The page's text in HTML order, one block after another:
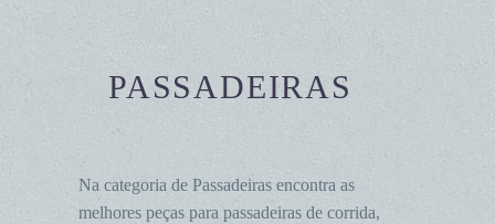
PASSADEIRAS
Na categoria de Passadeiras encontra as
melhores peças para passadeiras de corrida,